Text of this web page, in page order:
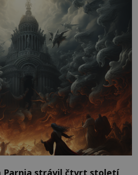
Parnia strávil čtvrt století